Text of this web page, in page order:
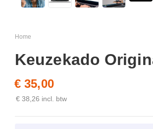
Home
Keuzekado
€ 35,00
€ 38,26 incl. btw